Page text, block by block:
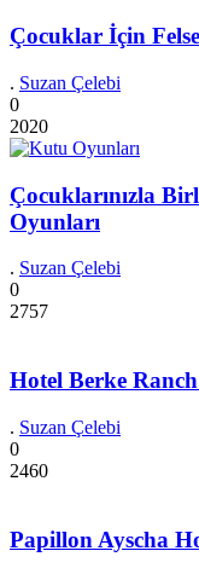
Çocuklar İçin
. Suzan Çelebi
0
2020
Çocuklarınızla
Oyunları
. Suzan Çelebi
0
2757
Hotel Berke
. Suzan Çelebi
0
2460
Papillon Ayscha